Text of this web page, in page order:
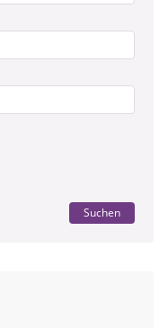
Suchen